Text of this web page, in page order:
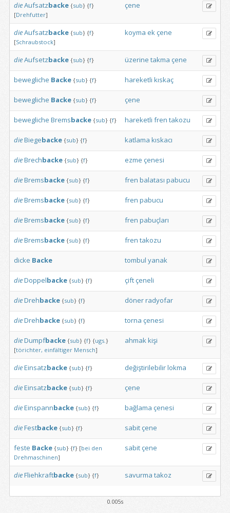
dieAufsatzbacke {sub} {f}
[Drehfutter]
çene
dieAufsatzbacke {sub} {f}
[Schraubstock]
koyma ek çene
dieAufsetzbacke {sub} {f} üzerine takma çene
bewegliche Backe {sub} {f} hareketli kıskaç
bewegliche Backe {sub} {f} çene
bewegliche Bremsbacke {sub} {f} hareketli fren takozu
dieBiegebacke {sub} {f} katlama kıskacı
dieBrechbacke {sub} {f} ezme çenesi
dieBremsbacke {sub} {f} fren balatası pabucu
dieBremsbacke {sub} {f} fren pabucu
dieBremsbacke {sub} {f} fren pabuçları
dieBremsbacke {sub} {f} fren takozu
dicke Backe tombul yanak
dieDoppelbacke {sub} {f} çift çeneli
dieDrehbacke {sub} {f} dönerradyofar
dieDrehbacke {sub} {f} torna çenesi
dieDumpfbacke {sub} {f} {ugs.}
[törichter, einfältiger Mensch]
ahmakkişi
dieEinsatzbacke {sub} {f} değiştirilebilirlokma
dieEinsatzbacke {sub} {f} çene
dieEinspannbacke {sub} {f} bağlama çenesi
dieFestbacke {sub} {f} sabit çene
feste Backe {sub} {f} [bei den
Drehmaschinen]
sabit çene
dieFliehkraftbacke {sub} {f} savurma takoz
0.005s